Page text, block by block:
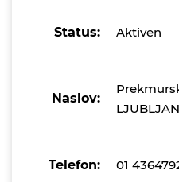
Status: Aktiven
Naslov:
Telefon: 01